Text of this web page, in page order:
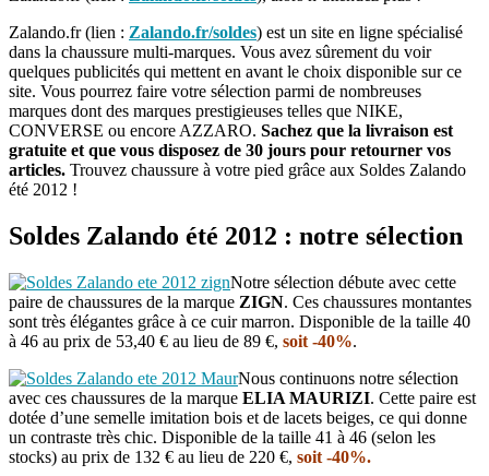
Zalando.fr (lien : Zalando.fr/soldes) est un site en ligne spécialisé
dans la chaussure multi-marques. Vous avez sûrement du voir
quelques publicités qui mettent en avant le choix disponible sur ce
site. Vous pourrez faire votre sélection parmi de nombreuses
marques dont des marques prestigieuses telles que NIKE,
CONVERSE ou encore AZZARO. Sachez que la livraison est
gratuite et que vous disposez de 30 jours pour retourner vos
articles. Trouvez chaussure à votre pied grâce aux Soldes Zalando
été 2012 !
Soldes Zalando été 2012 : notre sélection
Notre sélection débute avec cette
paire de chaussures de la marque ZIGN. Ces chaussures montantes
sont très élégantes grâce à ce cuir marron. Disponible de la taille 40
à 46 au prix de 53,40 € au lieu de 89 €, soit -40%.
Nous continuons notre sélection
avec ces chaussures de la marque ELIA MAURIZI. Cette paire est
dotée d’une semelle imitation bois et de lacets beiges, ce qui donne
un contraste très chic. Disponible de la taille 41 à 46 (selon les
stocks) au prix de 132 € au lieu de 220 €, soit -40%.